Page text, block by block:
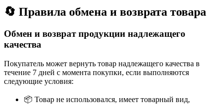
🔄 Правила обмена и возврата товара
Обмен и возврат продукции надлежащего
качества
Покупатель может вернуть товар надлежащего качества в
течение 7 дней с момента покупки, если выполняются
следующие условия:
📦 Товар не использовался, имеет товарный вид,